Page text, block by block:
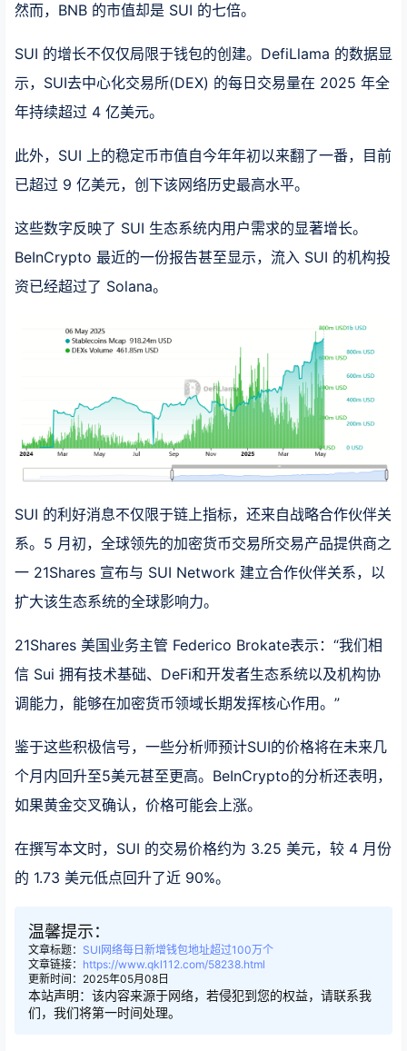
然而，BNB 的市值却是 SUI 的七倍。
SUI 的增长不仅仅局限于钱包的创建。DefiLlama 的数据显
示，SUI去中心化交易所(DEX) 的每日交易量在 2025 年全
年持续超过 4 亿美元。
此外，SUI 上的稳定币市值自今年年初以来翻了一番，目前
已超过 9 亿美元，创下该网络历史最高水平。
这些数字反映了 SUI 生态系统内用户需求的显著增长。
BeInCrypto 最近的一份报告甚至显示，流入 SUI 的机构投
资已经超过了 Solana。
SUI 的利好消息不仅限于链上指标，还来自战略合作伙伴关
系。5 月初，全球领先的加密货币交易所交易产品提供商之
一 21Shares 宣布与 SUI Network 建立合作伙伴关系，以
扩大该生态系统的全球影响力。
21Shares 美国业务主管 Federico Brokate表示：“我们相
信 Sui 拥有技术基础、DeFi和开发者生态系统以及机构协
调能力，能够在加密货币领域长期发挥核心作用。”
鉴于这些积极信号，一些分析师预计SUI的价格将在未来几
个月内回升至5美元甚至更高。BeInCrypto的分析还表明，
如果黄金交叉确认，价格可能会上涨。
在撰写本文时，SUI 的交易价格约为 3.25 美元，较 4 月份
的 1.73 美元低点回升了近 90%。
温馨提示：
文章标题： SUI网络每日新增钱包地址超过100万个
文章链接： https://www.qkl112.com/58238.html
更新时间：2025年05月08日
本站声明：该内容来源于网络，若侵犯到您的权益，请联系我
们，我们将第一时间处理。